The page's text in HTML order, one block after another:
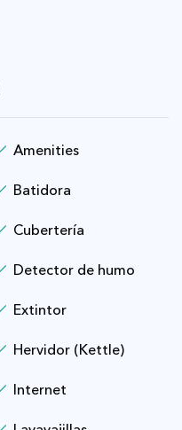
Amenities
Batidora
Cubertería
Detector de humo
Extintor
Hervidor (Kettle)
Internet